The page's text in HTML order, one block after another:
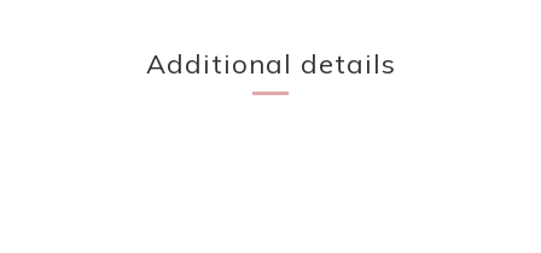
Additional details